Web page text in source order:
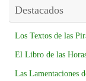
Destacados
Los Textos de las
El Libro de las
Las Lamentaciones